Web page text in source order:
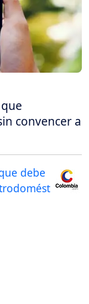
convencer a